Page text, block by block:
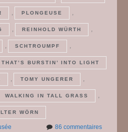
, PLONGEUSE ,
, REINHOLD WÜRTH ,
, SCHTROUMPF ,
BURSTIN’ INTO LIGHT
, TOMY UNGERER ,
WALKING IN TALL GRASS ,
WÖRN
86 commentairessur